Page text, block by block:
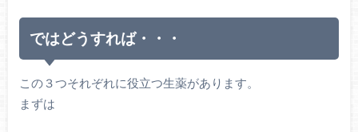
ではどうすれば・・・
この３つそれぞれに役立つ生薬があります。
まずは